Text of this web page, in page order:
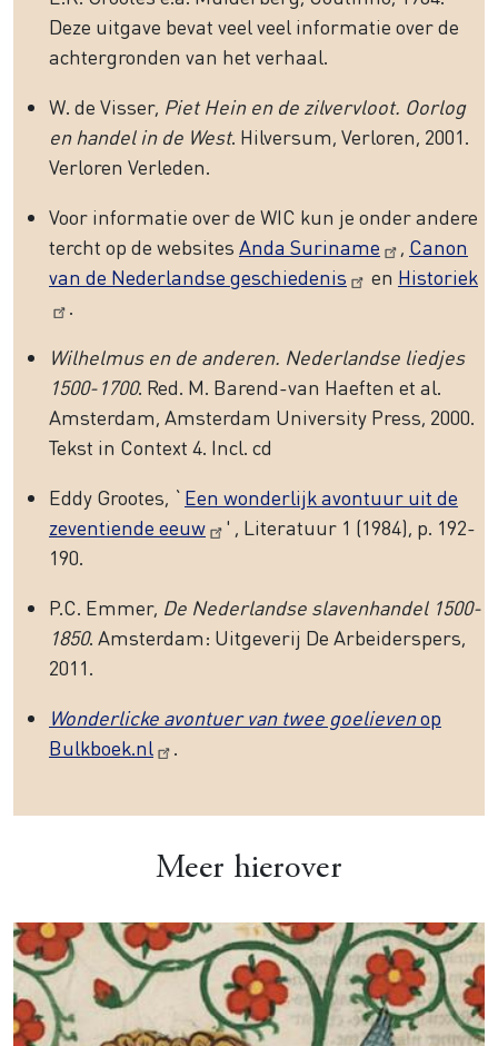
Deze uitgave bevat veel veel informatie over de
achtergronden van het verhaal.
W. de Visser, Piet Hein en de zilvervloot. Oorlog
en handel in de West. Hilversum, Verloren, 2001.
Verloren Verleden.
Voor informatie over de WIC kun je onder andere
tercht op de websites Anda Suriname , Canon
van de Nederlandse geschiedenis
en Historiek
.
Wilhelmus en de anderen. Nederlandse liedjes
1500-1700. Red. M. Barend-van Haeften et al.
Amsterdam, Amsterdam University Press, 2000.
Tekst in Context 4. Incl. cd
Eddy Grootes, ` Een wonderlijk avontuur uit de
zeventiende eeuw
' , Literatuur 1 (1984), p. 192-
190.
P.C. Emmer, De Nederlandse slavenhandel 1500-
1850. Amsterdam: Uitgeverij De Arbeiderspers,
2011.
Wonderlicke avontuer van twee goelievenop
Bulkboek.nl
.
Meer hierover